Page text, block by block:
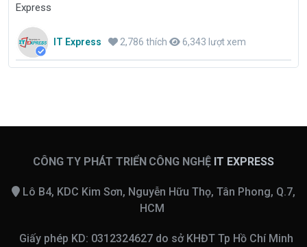
Express
IT Express 2,786 thích 6,343 lượt xem
CÔNG TY PHÁT TRIỂN CÔNG NGHỆ IT EXPRESS
Lô B4, KDC Kim Sơn, Nguyễn Hữu Thọ, Tân Phong, Q.7,
HCM
Giấy phép KD: 0312324627 do sở KHĐT Tp Hồ Chí Minh